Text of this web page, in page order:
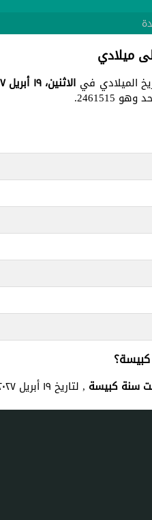
الاثنين، ١٩ أبريل ٢٠٢٧ م
, لتاريخ ١٩ أبريل ٢٠٢٧ م.